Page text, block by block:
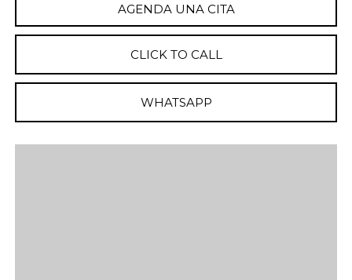
AGENDA UNA CITA
CLICK TO CALL
WHATSAPP